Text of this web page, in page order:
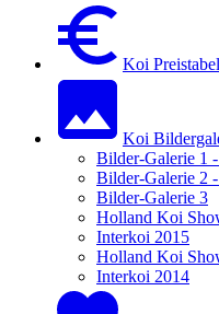
Koi
Koi
Bilder-Galerie 1
Bilder-Galerie 2
Bilder-Galerie 3
Holland Koi
Interkoi 2015
Holland Koi
Interkoi 2014